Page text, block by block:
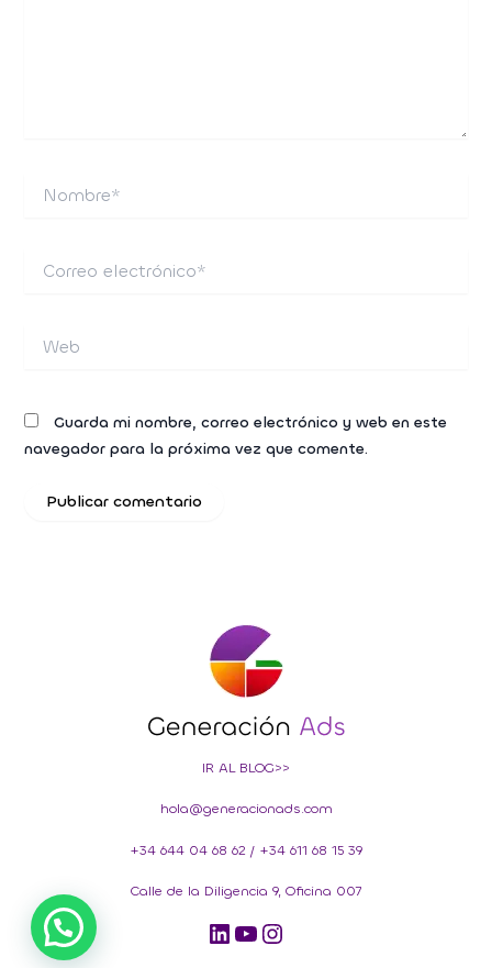
electrónico*
Guarda mi nombre, correo electrónico y web en este
navegador para la próxima vez que comente.
IR AL BLOG>>
hola@generacionads.com
+34 644 04 68 62 / +34 611 68 15 39
Calle de la Diligencia 9, Oficina 007
LinkedIn
YouTube
Instagram